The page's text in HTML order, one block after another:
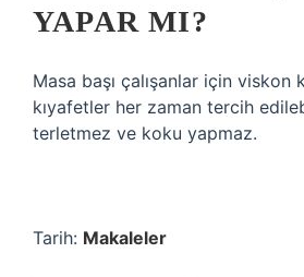
YAPAR MI?
Masa başı çalışanlar için viskon
kıyafetler her zaman tercih
terletmez ve koku yapmaz.
Tarih: Makaleler